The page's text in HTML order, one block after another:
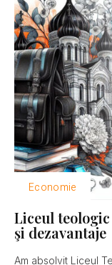
Economie
Liceul
şi dezavantaje
Am absolvit Liceul